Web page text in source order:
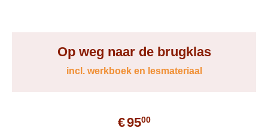
Op weg naar de brugklas
incl. werkboek en lesmateriaal
€9500